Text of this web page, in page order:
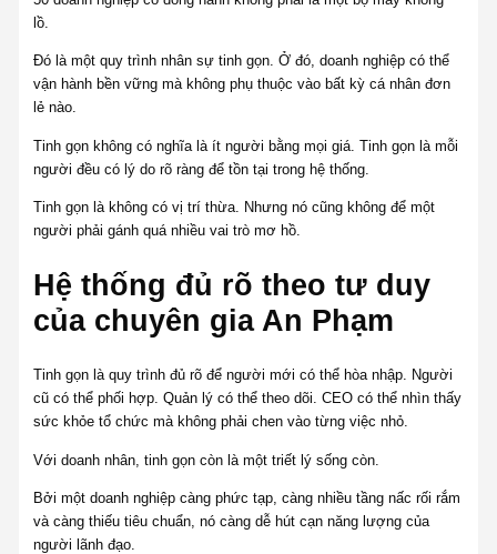
lồ.
Đó là một quy trình nhân sự tinh gọn. Ở đó, doanh nghiệp có thể
vận hành bền vững mà không phụ thuộc vào bất kỳ cá nhân đơn
lẻ nào.
Tinh gọn không có nghĩa là ít người bằng mọi giá. Tinh gọn là mỗi
người đều có lý do rõ ràng để tồn tại trong hệ thống.
Tinh gọn là không có vị trí thừa. Nhưng nó cũng không để một
người phải gánh quá nhiều vai trò mơ hồ.
Hệ thống đủ rõ theo tư duy
của chuyên gia An Phạm
Tinh gọn là quy trình đủ rõ để người mới có thể hòa nhập. Người
cũ có thể phối hợp. Quản lý có thể theo dõi. CEO có thể nhìn thấy
sức khỏe tổ chức mà không phải chen vào từng việc nhỏ.
Với doanh nhân, tinh gọn còn là một triết lý sống còn.
Bởi một doanh nghiệp càng phức tạp, càng nhiều tầng nấc rối rắm
và càng thiếu tiêu chuẩn, nó càng dễ hút cạn năng lượng của
người lãnh đạo.